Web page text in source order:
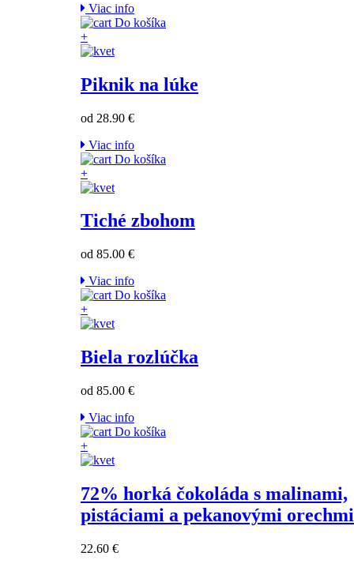
Viac info
Do košíka
+
Piknik na lúke
od 28.90 €
Viac info
Do košíka
+
Tiché zbohom
od 85.00 €
Viac info
Do košíka
+
Biela rozlúčka
od 85.00 €
Viac info
Do košíka
+
72% horká čokoláda s malinami,
pistáciami a pekanovými orechmi
22.60 €